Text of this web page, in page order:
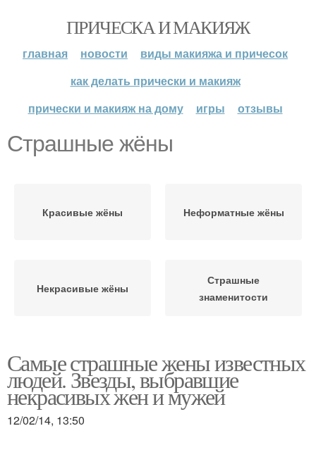
ПРИЧЕСКА И МАКИЯЖ
главная новости
виды макияжа и причесок
как делать прически и макияж
прически и макияж на дому
игры отзывы
Страшные жёны
Красивые жёны Неформатные жёны
Некрасивые жёны
Страшные
знаменитости
Самые страшные жены известных
людей. Звезды, выбравшие
некрасивых жен и мужей
12/02/14, 13:50